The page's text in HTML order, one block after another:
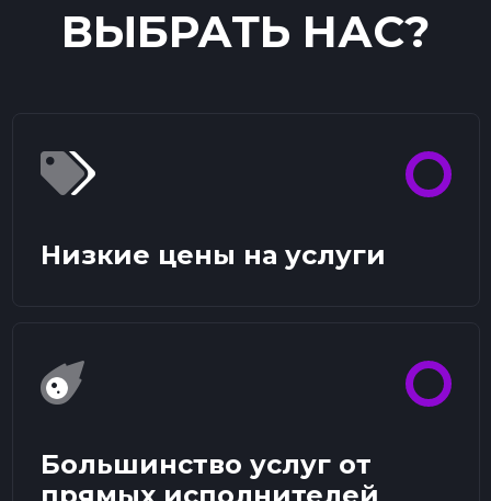
ВЫБРАТЬ НАС?
Низкие цены на услуги
Большинство услуг от